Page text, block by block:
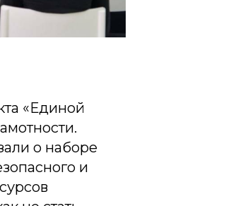
«Единой
о наборе
и